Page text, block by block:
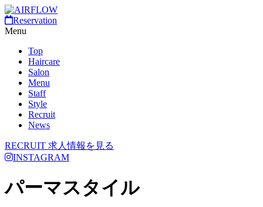
Reservation
Menu
Top
Haircare
Salon
Menu
Staff
Style
Recruit
News
RECRUIT 求人情報を見る
INSTAGRAM
パーマスタイル